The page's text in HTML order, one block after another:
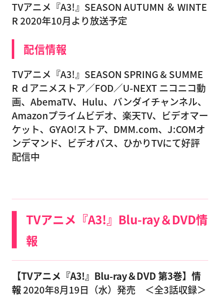
TVアニメ『A3!』SEASON AUTUMN ＆ WINTE
R 2020年10月より放送予定
配信情報
TVアニメ『A3!』SEASON SPRING & SUMME
R ｄアニメストア／FOD／U-NEXT ニコニコ動
画、AbemaTV、Hulu、バンダイチャンネル、
Amazonプライムビデオ、楽天TV、ビデオマー
ケット、GYAO!ストア、DMM.com、J:COMオ
ンデマンド、ビデオパス、ひかりTVにて好評
配信中
TVアニメ『A3!』Blu-ray＆DVD情
報
【TVアニメ『A3!』Blu-ray＆DVD 第3巻】情
報2020年8月19日（水）発売 ＜全3話収録＞